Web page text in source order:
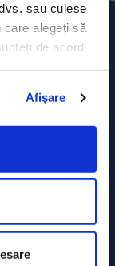
sau culese
alegeți să
de acord
Afişare